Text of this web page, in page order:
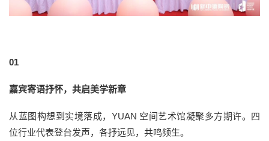
01
嘉宾寄语抒怀，共启美学新章
从蓝图构想到实境落成，YUAN 空间艺术馆凝聚多方期许。四
位行业代表登台发声，各抒远见，共鸣频生。